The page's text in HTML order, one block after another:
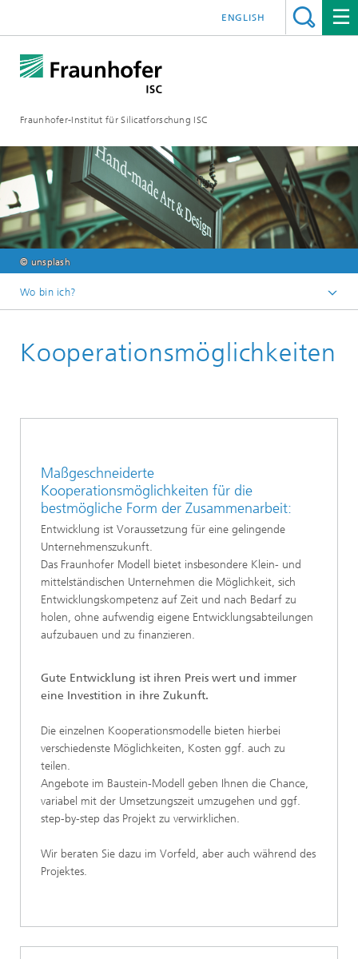
Fraunhofer-Institut für Silicatforschung ISC
ENGLISH
© unsplash
Wo bin ich?
Angebote an die Industrie
Kooperationsmöglichkeiten
Maßgeschneiderte
Kooperationsmöglichkeiten für die
bestmögliche Form der Zusammenarbeit:
Entwicklung ist Voraussetzung für eine gelingende
Unternehmenszukunft.
Das Fraunhofer Modell bietet insbesondere Klein- und
mittelständischen Unternehmen die Möglichkeit, sich
Entwicklungskompetenz auf Zeit und nach Bedarf zu
holen, ohne aufwendig eigene Entwicklungsabteilungen
aufzubauen und zu finanzieren.
Gute Entwicklung ist ihren Preis wert und immer
eine Investition in ihre Zukunft.
Die einzelnen Kooperationsmodelle bieten hierbei
verschiedenste Möglichkeiten, Kosten ggf. auch zu
teilen.
Angebote im Baustein-Modell geben Ihnen die Chance,
variabel mit der Umsetzungszeit umzugehen und ggf.
step-by-step das Projekt zu verwirklichen.
Wir beraten Sie dazu im Vorfeld, aber auch während des
Projektes.